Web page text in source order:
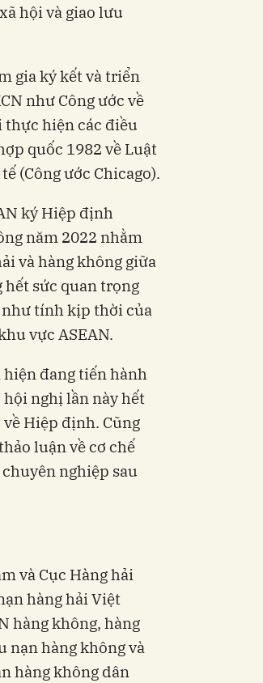
hội và giao lưu
gia ký kết và triển
như Công ước về
thực hiện các điều
quốc 1982 về Luật
(Công ước Chicago).
ký Hiệp định
năm 2022 nhằm
và hàng không giữa
hết sức quan trọng
như tính kịp thời của
vực ASEAN.
hiện đang tiến hành
nghị lần này hết
Hiệp định. Cũng
luận về cơ chế
nghiệp sau
và Cục Hàng hải
hàng hải Việt
hàng không, hàng
nạn hàng không và
hàng không dân